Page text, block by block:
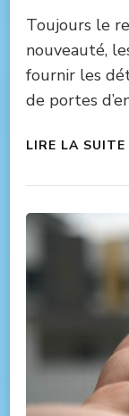
Toujours le
nouveauté,
fournir les
de portes
LIRE LA SUITE